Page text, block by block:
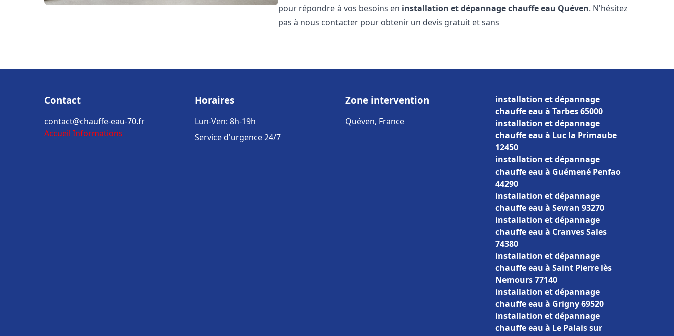
pour répondre à vos besoins en installation et dépannage chauffe eau Quéven. N'hésitez
pas à nous contacter pour obtenir un devis gratuit et sans
Contact
contact@chauffe-eau-70.fr
Accueil Informations
Horaires
Lun-Ven: 8h-19h
Service d'urgence 24/7
Zone intervention
Quéven, France
installation et dépannage
chauffe eau à Tarbes 65000
installation et dépannage
chauffe eau à Luc la Primaube
12450
installation et dépannage
chauffe eau à Guémené Penfao
44290
installation et dépannage
chauffe eau à Sevran 93270
installation et dépannage
chauffe eau à Cranves Sales
74380
installation et dépannage
chauffe eau à Saint Pierre lès
Nemours 77140
installation et dépannage
chauffe eau à Grigny 69520
installation et dépannage
chauffe eau à Le Palais sur